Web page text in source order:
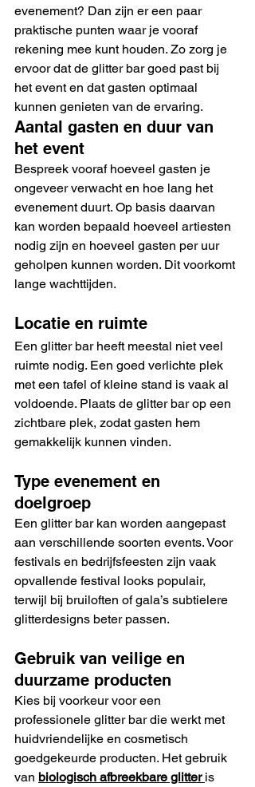
evenement? Dan zijn er een paar
praktische punten waar je vooraf
rekening mee kunt houden. Zo zorg je
ervoor dat de glitter bar goed past bij
het event en dat gasten optimaal
kunnen genieten van de ervaring.
Aantal gasten en duur van
het event
Bespreek vooraf hoeveel gasten je
ongeveer verwacht en hoe lang het
evenement duurt. Op basis daarvan
kan worden bepaald hoeveel artiesten
nodig zijn en hoeveel gasten per uur
geholpen kunnen worden. Dit voorkomt
lange wachttijden.
Locatie en ruimte
Een glitter bar heeft meestal niet veel
ruimte nodig. Een goed verlichte plek
met een tafel of kleine stand is vaak al
voldoende. Plaats de glitter bar op een
zichtbare plek, zodat gasten hem
gemakkelijk kunnen vinden.
Type evenement en
doelgroep
Een glitter bar kan worden aangepast
aan verschillende soorten events. Voor
festivals en bedrijfsfeesten zijn vaak
opvallende festival looks populair,
terwijl bij bruiloften of gala’s subtielere
glitterdesigns beter passen.
Gebruik van veilige en
duurzame producten
Kies bij voorkeur voor een
professionele glitter bar die werkt met
huidvriendelijke en cosmetisch
goedgekeurde producten. Het gebruik
van biologisch afbreekbare glitter is